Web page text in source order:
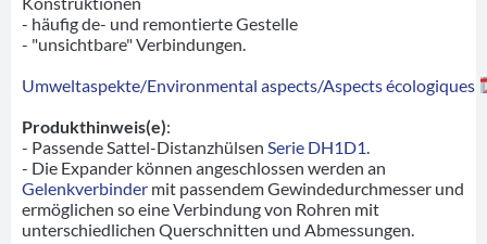
- häufig de- und remontierte Gestelle
- "unsichtbare" Verbindungen.
Umweltaspekte/Environmental aspects/Aspects écologiques
Produkthinweis(e):
- Passende Sattel-Distanzhülsen Serie DH1D1
- Die Expander können angeschlossen werden an
Gelenkverbinder mit passendem Gewindedurchmesser und
ermöglichen so eine Verbindung von Rohren mit
unterschiedlichen Querschnitten und Abmessungen.